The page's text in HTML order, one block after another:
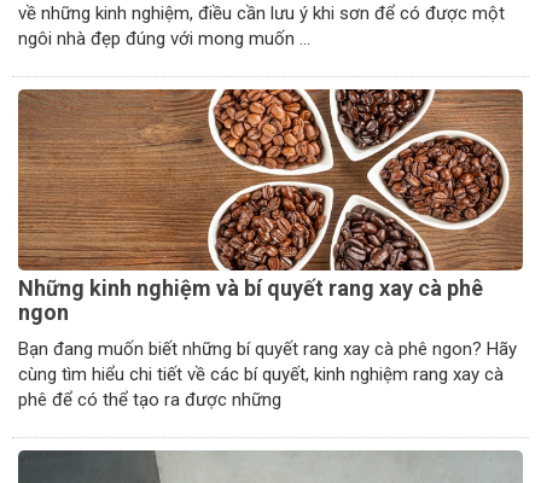
về những kinh nghiệm, điều cần lưu ý khi sơn để có được một
ngôi nhà đẹp đúng với mong muốn ...
Những kinh nghiệm và bí quyết rang xay cà phê
ngon
Bạn đang muốn biết những bí quyết rang xay cà phê ngon? Hãy
cùng tìm hiểu chi tiết về các bí quyết, kinh nghiệm rang xay cà
phê để có thể tạo ra được những